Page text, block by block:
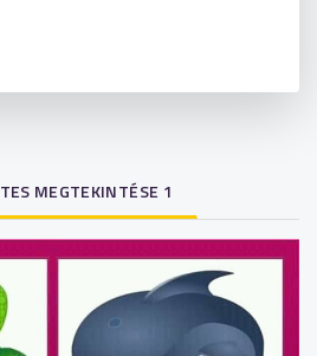
MEGTEKINTÉSE 1